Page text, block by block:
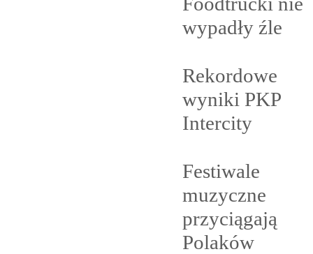
wypadły źle
Rekordowe
wyniki PKP
Intercity
Festiwale
muzyczne
przyciągają
Polaków